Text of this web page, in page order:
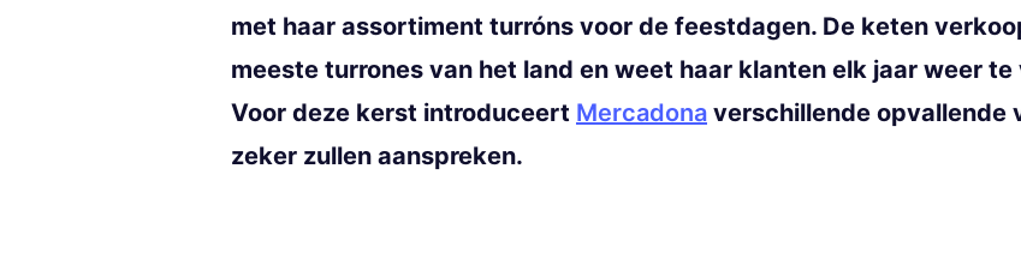
met haar assortiment turróns voor de feestdagen. De keten
meeste turrones van het land en weet haar klanten elk jaar weer
Voor deze kerst introduceert Mercadona verschillende opvallende
zeker zullen aanspreken.